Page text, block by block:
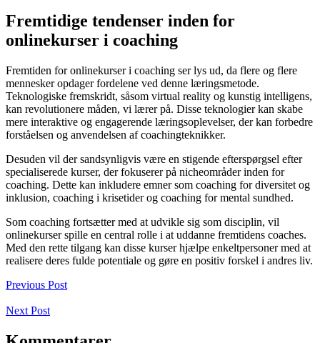
Fremtidige tendenser inden for
onlinekurser i coaching
Fremtiden for onlinekurser i coaching ser lys ud, da flere og flere
mennesker opdager fordelene ved denne læringsmetode.
Teknologiske fremskridt, såsom virtual reality og kunstig intelligens,
kan revolutionere måden, vi lærer på. Disse teknologier kan skabe
mere interaktive og engagerende læringsoplevelser, der kan forbedre
forståelsen og anvendelsen af coachingteknikker.
Desuden vil der sandsynligvis være en stigende efterspørgsel efter
specialiserede kurser, der fokuserer på nicheområder inden for
coaching. Dette kan inkludere emner som coaching for diversitet og
inklusion, coaching i krisetider og coaching for mental sundhed.
Som coaching fortsætter med at udvikle sig som disciplin, vil
onlinekurser spille en central rolle i at uddanne fremtidens coaches.
Med den rette tilgang kan disse kurser hjælpe enkeltpersoner med at
realisere deres fulde potentiale og gøre en positiv forskel i andres liv.
Previous Post
Next Post